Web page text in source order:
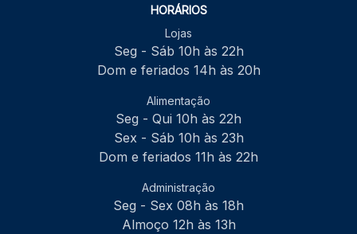
HORÁRIOS
Lojas
Seg - Sáb 10h às 22h
Dom e feriados 14h às 20h
Alimentação
Seg - Qui 10h às 22h
Sex - Sáb 10h às 23h
Dom e feriados 11h às 22h
Administração
Seg - Sex 08h às 18h
Almoço 12h às 13h